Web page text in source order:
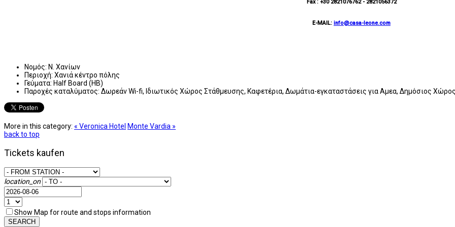
Fax : +30 2821076762 - 2821056372
E-MAIL: info@casa-leone.com
Νομός: Ν. Χανίων
Περιοχή: Χανιά κέντρο πόλης
Γεύματα: Half Board (HB)
Παροχές καταλύματος: Δωρεάν Wi-fi, Ιδιωτικός Χώρος Στάθμευσης, Καφετέρια, Δωμάτια-εγκαταστάσεις για Αμεα, Δημόσιος
More in this category: « Veronica Hotel Monte Vardia »
back to top
Tickets kaufen
location_on
Show Map for route and stops information
SEARCH